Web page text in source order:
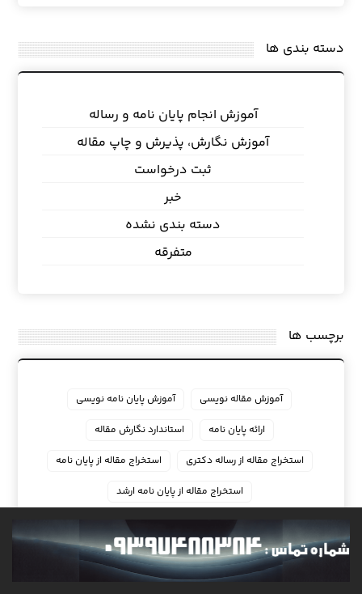
دسته بندی ها
آموزش انجام پایان نامه و رساله
آموزش نگارش، پذیرش و چاپ مقاله
ثبت درخواست
خبر
دسته بندی نشده
متفرقه
برچسب ها
آموزش مقاله نویسی
آموزش پایان نامه نویسی
ارائه پایان نامه
استاندارد نگارش مقاله
استخراج مقاله از رساله دکتری
استخراج مقاله از پایان نامه
استخراج مقاله از پایان نامه ارشد
اشتباهات رایج در نوشتن مقاله
انجام اصلاحات مقاله
انجام امور مقاله
انجام تضمینی پایان نامه
انجام رساله دکتری
انجام رساله دکتری مدیریت